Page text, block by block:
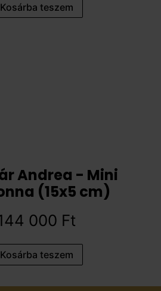
Kosárba teszem
Andrea - Mini
(15x5 cm)
000 Ft
Kosárba teszem